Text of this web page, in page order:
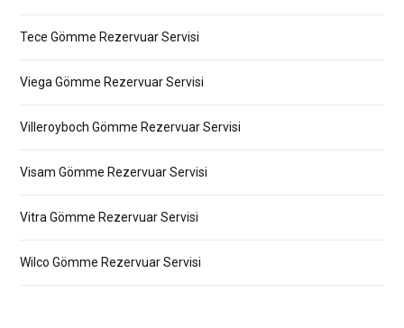
Tece Gömme Rezervuar Servisi
Viega Gömme Rezervuar Servisi
Villeroyboch Gömme Rezervuar Servisi
Visam Gömme Rezervuar Servisi
Vitra Gömme Rezervuar Servisi
Wilco Gömme Rezervuar Servisi